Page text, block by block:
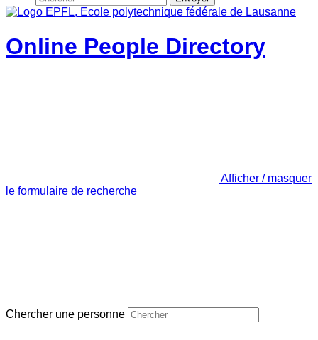
Online People Directory
Afficher / masquer
le formulaire de recherche
Chercher une personne